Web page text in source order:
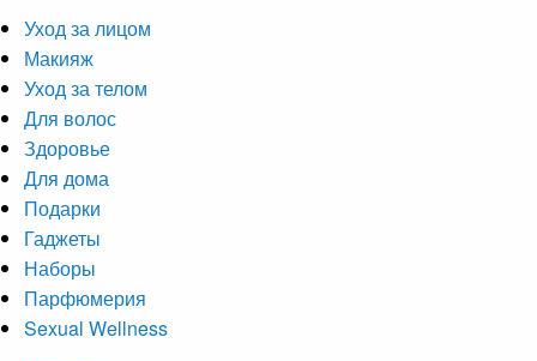
Уход за лицом
Макияж
Уход за телом
Для волос
Здоровье
Для дома
Подарки
Гаджеты
Наборы
Парфюмерия
Sexual Wellness